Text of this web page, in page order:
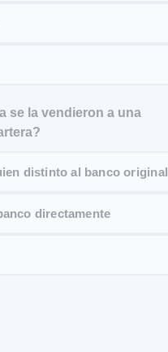
se la vendieron a una
distinto al banco original
directamente